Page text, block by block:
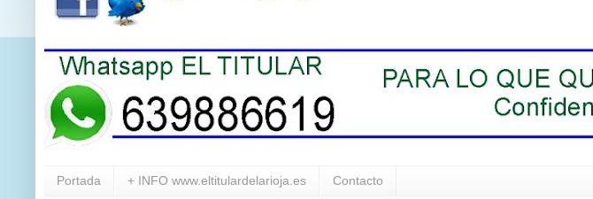
Portada + INFO www.eltitulardelarioja.es Contacto